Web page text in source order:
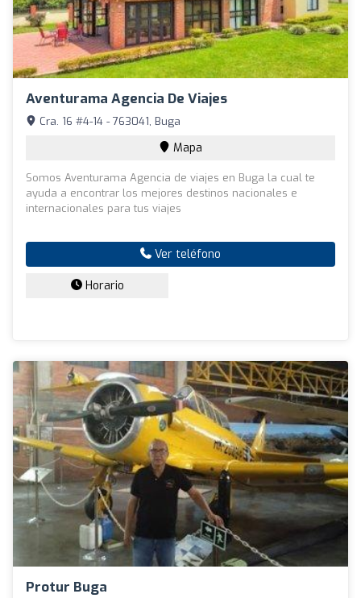
Aventurama Agencia De Viajes
Cra. 16 #4-14 - 763041, Buga
Mapa
Somos Aventurama Agencia de viajes en Buga la cual te
ayuda a encontrar los mejores destinos nacionales e
internacionales para tus viajes
Ver teléfono
Horario
Protur Buga